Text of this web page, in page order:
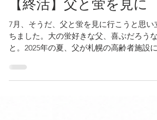
7月24日 読了時間: 2分
【終活】父と蛍を見に
ちました。大の蛍好きな父、喜ぶだろうな
と。2025年の夏、父が札幌の高齢者施設に